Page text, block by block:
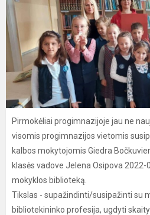
Pirmokėliai progimnazijoje jau ne
visomis progimnazijos vietomis
kalbos mokytojomis Giedra
klasės vadove Jelena Osipova
mokyklos biblioteką.
Tikslas - supažindinti/susipažinti su
bibliotekininko profesija, ugdyti